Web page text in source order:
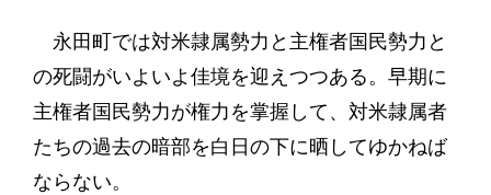
永田町では対米隷属勢力と主権者国民勢力と
の死闘がいよいよ佳境を迎えつつある。早期に
主権者国民勢力が権力を掌握して、対米隷属者
たちの過去の暗部を白日の下に晒してゆかねば
ならない。